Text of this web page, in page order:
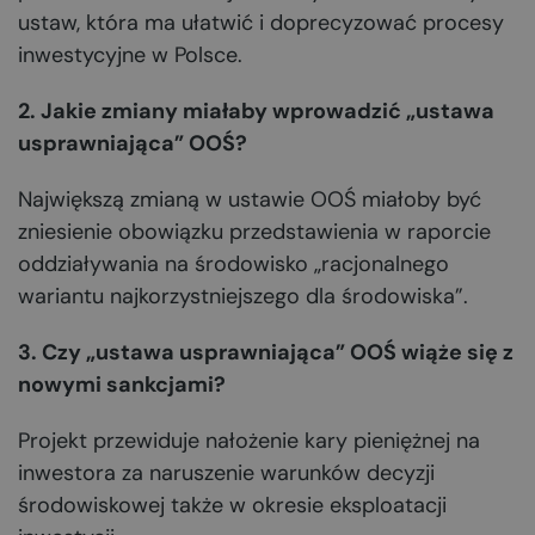
ustaw, która ma ułatwić i doprecyzować procesy
inwestycyjne w Polsce.
2. Jakie zmiany miałaby wprowadzić „ustawa
usprawniająca” OOŚ?
Największą zmianą w ustawie OOŚ miałoby być
zniesienie obowiązku przedstawienia w raporcie
oddziaływania na środowisko „racjonalnego
wariantu najkorzystniejszego dla środowiska”.
3. Czy „ustawa usprawniająca” OOŚ wiąże się z
nowymi sankcjami?
Projekt przewiduje nałożenie kary pieniężnej na
inwestora za naruszenie warunków decyzji
środowiskowej także w okresie eksploatacji